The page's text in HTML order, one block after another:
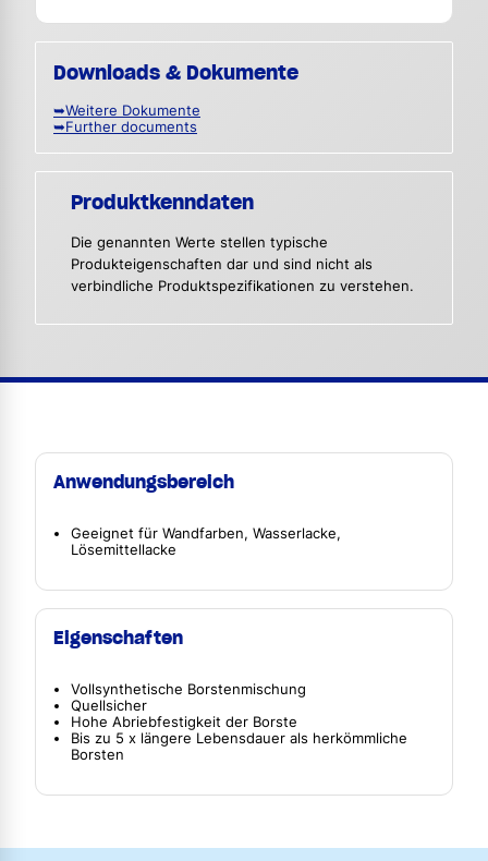
Downloads & Dokumente
➥Weitere Dokumente
➥Further documents
Produktkenndaten
Die genannten Werte stellen typische
Produkteigenschaften dar und sind nicht als
verbindliche Produktspezifikationen zu verstehen.
Anwendungsbereich
Geeignet für Wandfarben, Wasserlacke,
Lösemittellacke
Eigenschaften
Vollsynthetische Borstenmischung
Quellsicher
Hohe Abriebfestigkeit der Borste
Bis zu 5 x längere Lebensdauer als herkömmliche
Borsten